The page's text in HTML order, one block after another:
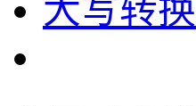
大写转换